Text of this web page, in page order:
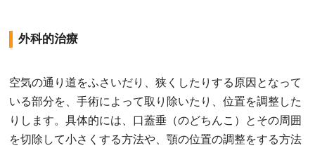
外科的治療
空気の通り道をふさいだり、狭くしたりする原因となって
いる部分を、手術によって取り除いたり、位置を調整した
りします。具体的には、口蓋垂（のどちんこ）とその周囲
を切除して小さくする方法や、顎の位置の調整をする方法